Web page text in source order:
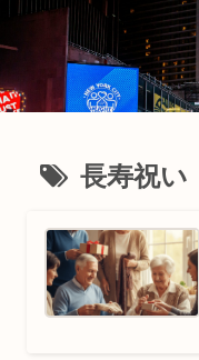
長寿祝い